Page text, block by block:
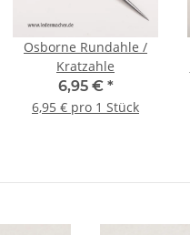
Osborne Rundahle /
Kratzahle
6,95 € *
6,95 € pro 1 Stück